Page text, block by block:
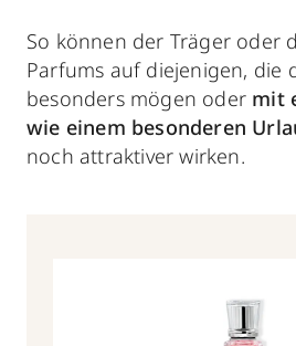
So können der Träger oder
Parfums auf diejenigen, die
besonders mögen oder mit
wie einem besonderen
noch attraktiver wirken.